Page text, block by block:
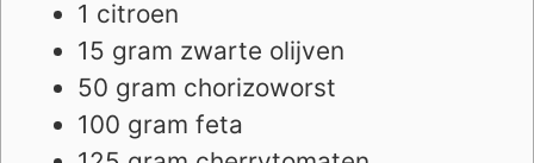
1 citroen
15 gram zwarte olijven
50 gram chorizoworst
100 gram feta